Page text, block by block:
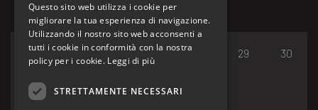
24 25 26 27 29 30
Questo sito web utilizza i cookie per
migliorare la tua esperienza di navigazione.
Utilizzando il nostro sito web acconsenti a
tutti i cookie in conformità con la nostra
policy per i cookie. Leggi di più
STRETTAMENTE NECESSARI